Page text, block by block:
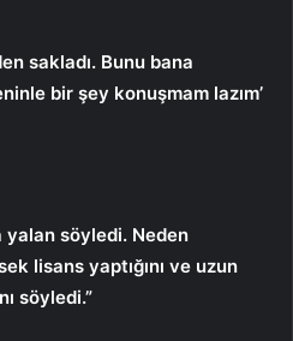
sakladı. Bunu bana
bir şey konuşmam lazım’
yalan söyledi. Neden
lisans yaptığını ve uzun
söyledi.”